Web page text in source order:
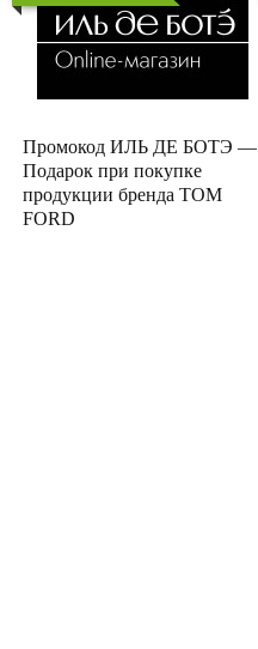
Промокод ИЛЬ ДЕ БОТЭ —
Подарок при покупке
продукции бренда TOM
FORD